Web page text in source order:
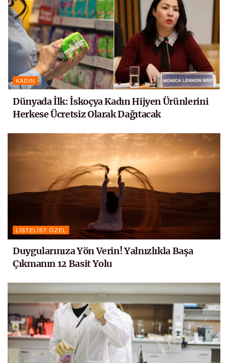
KADIN
Dünyada İlk: İskoçya Kadın Hijyen Ürünlerini
Herkese Ücretsiz Olarak Dağıtacak
LISTELIST ÖZEL
Duygularınıza Yön Verin! Yalnızlıkla Başa
Çıkmanın 12 Basit Yolu